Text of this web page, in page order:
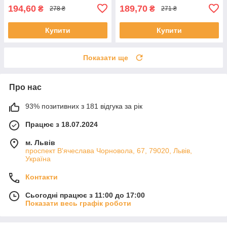
194,60 ₴ 278 ₴
Купити
189,70 ₴ 271 ₴
Купити
Показати ще
Про нас
93% позитивних з 181 відгука за рік
Працює з 18.07.2024
м. Львів
проспект В'ячеслава Чорновола, 67, 79020, Львів,
Україна
Контакти
Сьогодні працює з 11:00 до 17:00
Показати весь графік роботи